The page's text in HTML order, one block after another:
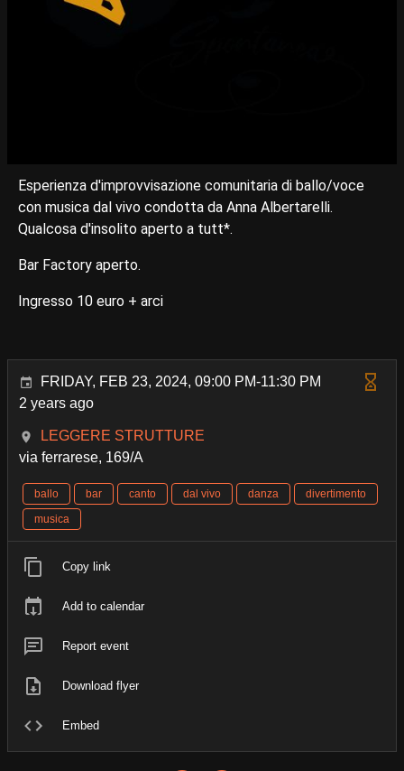
Esperienza d'improvvisazione comunitaria di ballo/voce
con musica dal vivo condotta da Anna Albertarelli.
Qualcosa d'insolito aperto a tutt*.
Bar Factory aperto.
Ingresso 10 euro + arci
FRIDAY, FEB 23, 2024, 09:00 PM-11:30 PM
2 years ago
LEGGERE STRUTTURE
via ferrarese, 169/A
ballo bar canto dal vivo danza
divertimento
musica
Copy link
Add to calendar
Report event
Download flyer
Embed